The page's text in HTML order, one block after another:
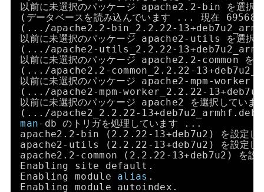
以前に未選択のパッケージ apache2.2-bin を選択し
(データベースを読み込んでいます ... 現在 69568
(... /apache2 .2-bin_2.2.22-
以前に未選択のパッケージ apache2-utils を選択し
(... /apache2-utils_2 .2.22-
以前に未選択のパッケージ apache2.2-common を選
(... /apache2 .2-common_2.2.22-
以前に未選択のパッケージ apache2-mpm-worker
(... /apache2-mpm-worker_2 .2.22-
以前に未選択のパッケージ apache2 を選択していま
(... /apache2_2 .2.22-13+deb7u2_armhf.deb
man-db のトリガを処理しています ...
apache2.2-bin (2.2.22-13+deb7u2) を設定し
apache2-utils (2.2.22-13+deb7u2) を設定し
apache2.2-common (2.2.22-13+deb7u2) を設
Enabling site default.
Enabling module alias .
Enabling module autoindex.